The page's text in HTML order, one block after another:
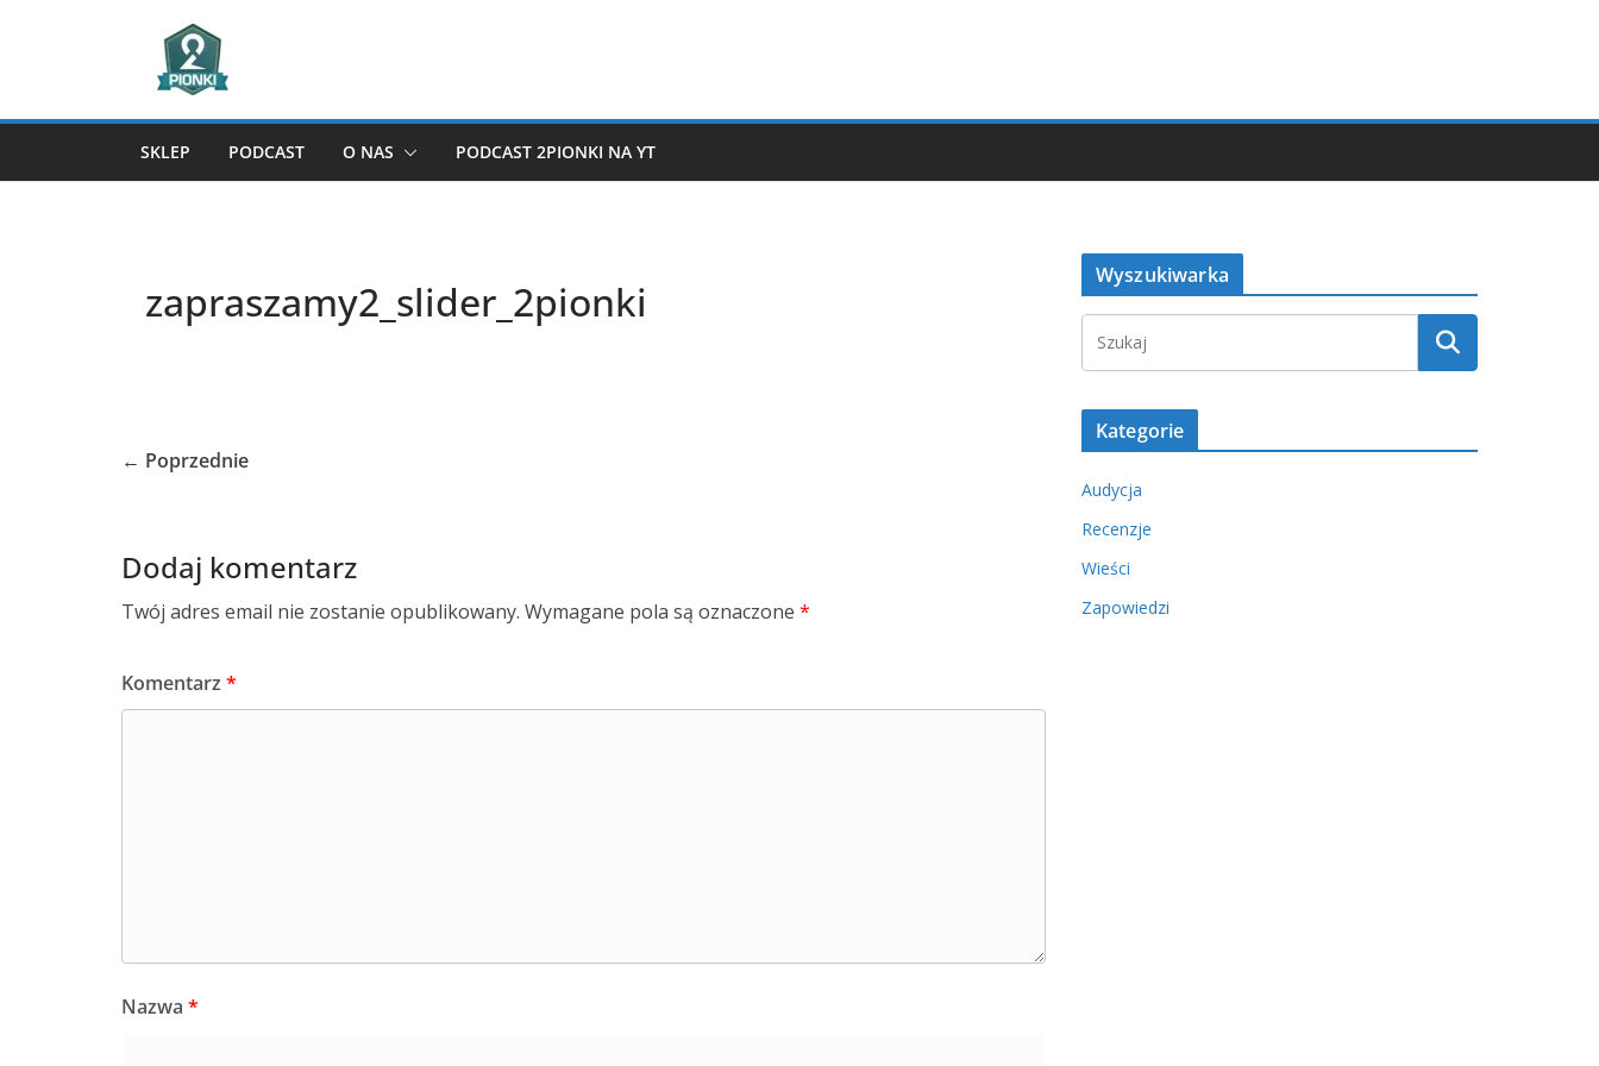
SKLEP PODCAST O NAS PODCAST 2PIONKI NA YT
zapraszamy2_slider_2pionki
← Poprzednie
Dodaj komentarz
Twój adres email nie zostanie opublikowany. Wymagane pola są oznaczone *
Komentarz *
Nazwa *
Wyszukiwarka
Kategorie
Audycja
Recenzje
Wieści
Zapowiedzi